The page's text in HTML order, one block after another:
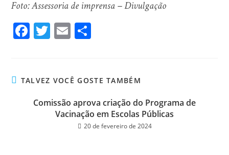
Foto: Assessoria de imprensa – Divulgação
Fa
ok
T
er
E
TALVEZ VOCÊ GOSTE TAMBÉM
Comissão aprova criação do Programa de
Vacinação em Escolas Públicas
20 de fevereiro de 2024